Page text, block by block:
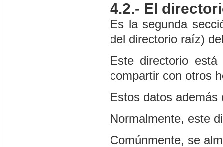
4.2.- El
Es la segunda
del directorio raíz)
Este directorio
compartir con otros
Estos datos además
Normalmente, este
Comúnmente, se